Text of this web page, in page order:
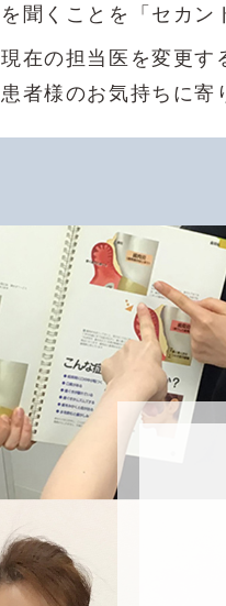
を聞くことを「セカン
現在の担当医を変更す
患者様のお気持ちに寄